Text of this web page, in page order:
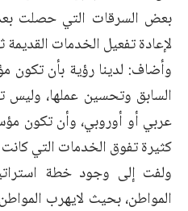
بعض السرقات التي حصلت بعد
لإعادة تفعيل الخدمات
وأضاف: لدينا رؤية بأن
السابق وتحسين عملها، وليس
عربي أو أوروبي، وأن تكون
كثيرة تفوق الخدمات التي
ولفت إلى وجود خطة
المواطن، بحيث لايهرب